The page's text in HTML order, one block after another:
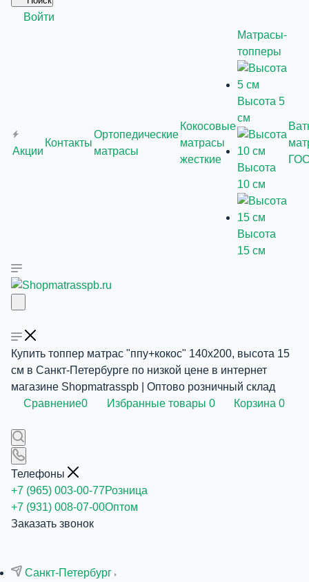
Войти
Акции
Контакты
Ортопедические
матрасы
Кокосовые
матрасы
жесткие
Матрасы-
топперы
Высота 5
см
Высота
10 см
Высота
15 см
Купить топпер матрас "ппу+кокос" 140x200, высота 15
см в Санкт-Петербурге по низкой цене в интернет
магазине Shopmatrasspb | Оптово розничный склад
Сравнение0 Избранные товары 0 Корзина 0
Телефоны
+7 (965) 003-00-77Розница
+7 (931) 008-07-00Оптом
Заказать звонок
Санкт-Петербург